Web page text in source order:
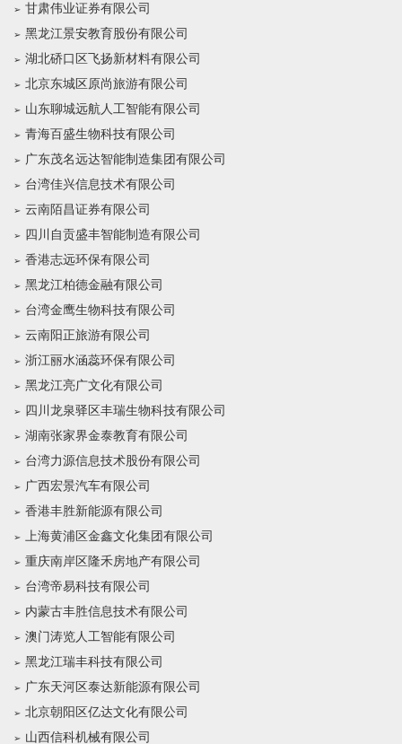
甘肃伟业证券有限公司
黑龙江景安教育股份有限公司
湖北硚口区飞扬新材料有限公司
北京东城区原尚旅游有限公司
山东聊城远航人工智能有限公司
青海百盛生物科技有限公司
广东茂名远达智能制造集团有限公司
台湾佳兴信息技术有限公司
云南陌昌证券有限公司
四川自贡盛丰智能制造有限公司
香港志远环保有限公司
黑龙江柏德金融有限公司
台湾金鹰生物科技有限公司
云南阳正旅游有限公司
浙江丽水涵蕊环保有限公司
黑龙江亮广文化有限公司
四川龙泉驿区丰瑞生物科技有限公司
湖南张家界金泰教育有限公司
台湾力源信息技术股份有限公司
广西宏景汽车有限公司
香港丰胜新能源有限公司
上海黄浦区金鑫文化集团有限公司
重庆南岸区隆禾房地产有限公司
台湾帝易科技有限公司
内蒙古丰胜信息技术有限公司
澳门涛览人工智能有限公司
黑龙江瑞丰科技有限公司
广东天河区泰达新能源有限公司
北京朝阳区亿达文化有限公司
山西信科机械有限公司